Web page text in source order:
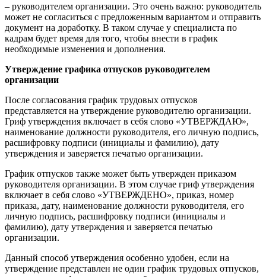
– руководителем организации. Это очень важно: руководитель
может не согласиться с предложенным вариантом и отправить
документ на доработку. В таком случае у специалиста по
кадрам будет время для того, чтобы внести в график
необходимые изменения и дополнения.
Утверждение графика отпусков руководителем
организации
После согласования график трудовых отпусков
представляется на утверждение руководителю организации.
Гриф утверждения включает в себя слово «УТВЕРЖДАЮ»,
наименование должности руководителя, его личную подпись,
расшифровку подписи (инициалы и фамилию), дату
утверждения и заверяется печатью организации.
График отпусков также может быть утвержден приказом
руководителя организации. В этом случае гриф утверждения
включает в себя слово «УТВЕРЖДЕНО», приказ, номер
приказа, дату, наименование должности руководителя, его
личную подпись, расшифровку подписи (инициалы и
фамилию), дату утверждения и заверяется печатью
организации.
Данный способ утверждения особенно удобен, если на
утверждение представлен не один график трудовых отпусков,